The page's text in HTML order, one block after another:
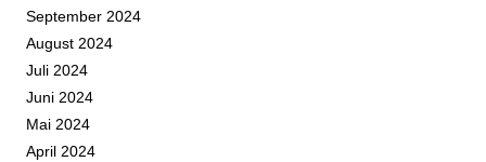
September 2024
August 2024
Juli 2024
Juni 2024
Mai 2024
April 2024